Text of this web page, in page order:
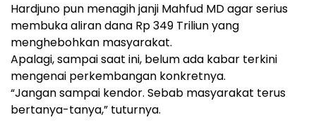
Hardjuno pun menagih janji Mahfud MD agar serius
membuka aliran dana Rp 349 Triliun yang
menghebohkan masyarakat.
Apalagi, sampai saat ini, belum ada kabar terkini
mengenai perkembangan konkretnya.
“Jangan sampai kendor. Sebab masyarakat terus
bertanya-tanya,” tuturnya.